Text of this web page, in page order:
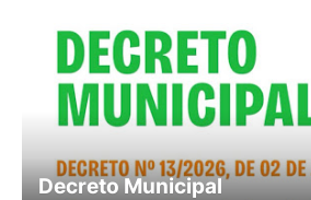
Decreto Municipal